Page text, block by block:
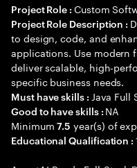
Project Role : Custom
Project Role Description :
to design, code, and
applications. Use modern
deliver scalable, high-
specific business needs.
Must have skills : Java Full
Good to have skills : NA
Minimum7.5 year(s) of
Educational Qualification :